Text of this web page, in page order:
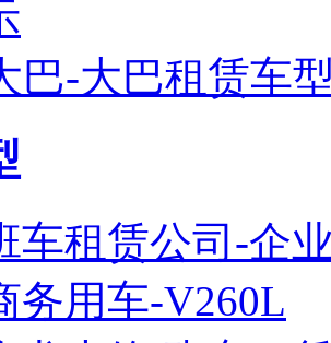
巴-大巴租赁车
车租赁公司-企
务用车-V260L